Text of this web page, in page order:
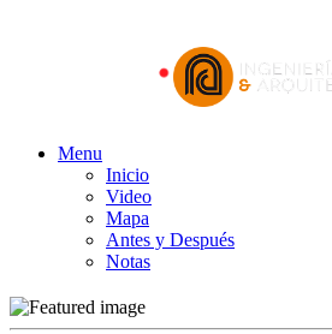
Menu
Inicio
Video
Mapa
Antes y Después
Notas